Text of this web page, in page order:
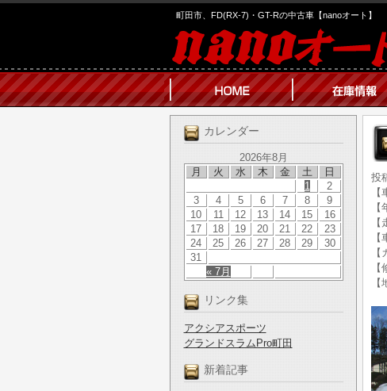
町田市、FD(RX-7)・GT-Rの中古車【nanoオート】
カレンダー
2026年8月
月
火 水 木 金 土 日
« 7月
1
2
3
4 5 6 7 8
9
10
11 12 13 14 15
16
17
18 19 20 21 22
23
24
25 26 27 28 29
30
31
リンク集
アクシアスポーツ
グランドスラムPro町田
新着記事
投